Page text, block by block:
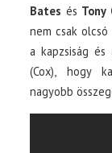
Bates és Tony
nem csak
a kapzsiság
(Cox), hogy
nagyobb